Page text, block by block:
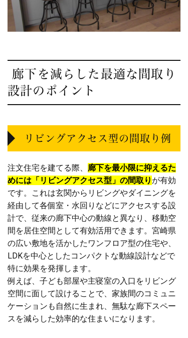
廊下を減らした最適な間取り
設計のポイント
リビングアクセス型の間取り例
注文住宅を建てる際、 廊下を最小限に抑えるた
めには「リビングアクセス型」の間取り が有効
です。これは玄関からリビングやダイニングを
経由して各個室・水回りなどにアクセスする設
計で、従来の廊下中心の動線と異なり、移動空
間を居住空間として有効活用できます。宮崎県
の広い敷地を活かしたワンフロア型の住宅や、
LDKを中心としたコンパクトな動線設計などで
特に効果を発揮します。
例えば、子ども部屋や主寝室の入口をリビング
空間に面して設けることで、家族間のコミュニ
ケーションも自然に生まれ、無駄な廊下スペー
スを減らした効率的な住まいになります。